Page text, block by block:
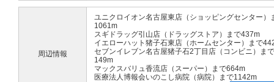
周辺情報
ユニクロイオン名古屋東店（ショッピングセンター）
1061m
スギドラッグ引山店（ドラッグストア）まで437m
イエローハット猪子石東店（ホームセンター）まで
セブンイレブン名古屋猪子石2丁目店（コンビニ）まで
149m
マックスバリュ香流店（スーパー）まで664m
医療法人博報会いのこし病院（病院）まで1142m